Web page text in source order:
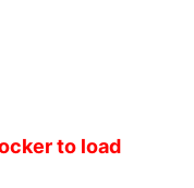
to load